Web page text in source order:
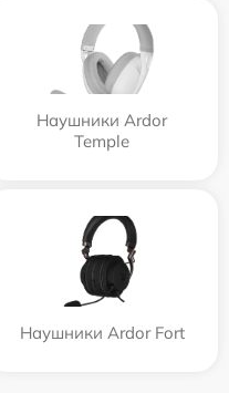
Наушники Ardor
Temple
Наушники Ardor Fort